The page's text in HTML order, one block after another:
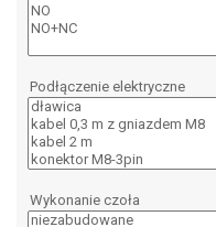
Podłączenie elektryczne
Wykonanie czoła